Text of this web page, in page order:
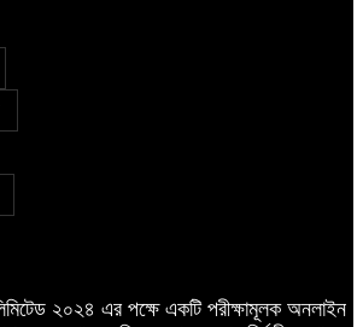
২০২৪ এর পক্ষে একটি পরীক্ষামূলক অনলাইন